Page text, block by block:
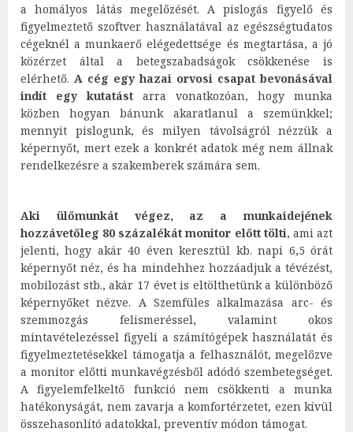
a homályos látás megelőzését. A pislogás figyelő és
figyelmeztető szoftver használatával az egészségtudatos
cégeknél a munkaerő elégedettsége és megtartása, a jó
közérzet által a betegszabadságok csökkenése is
elérhető. A cég egy hazai orvosi csapat bevonásával
indít egy kutatást arra vonatkozóan, hogy munka
közben hogyan bánunk akaratlanul a szemünkkel;
mennyit pislogunk, és milyen távolságról nézzük a
képernyőt, mert ezek a konkrét adatok még nem állnak
rendelkezésre a szakemberek számára sem.
Aki ülőmunkát végez, az a munkaidejének
hozzávetőleg 80 százalékát monitor előtt tölti, ami azt
jelenti, hogy akár 40 éven keresztül kb. napi 6,5 órát
képernyőt néz, és ha mindehhez hozzáadjuk a tévézést,
mobilozást stb., akár 17 évet is eltölthetünk a különböző
képernyőket nézve. A Szemfüles alkalmazása arc- és
szemmozgás felismeréssel, valamint okos
mintavételezéssel figyeli a számítógépek használatát és
figyelmeztetésekkel támogatja a felhasználót, megelőzve
a monitor előtti munkavégzésből adódó szembetegséget.
A figyelemfelkeltő funkció nem csökkenti a munka
hatékonyságát, nem zavarja a komfortérzetet, ezen kívül
összehasonlító adatokkal, preventív módon támogat.